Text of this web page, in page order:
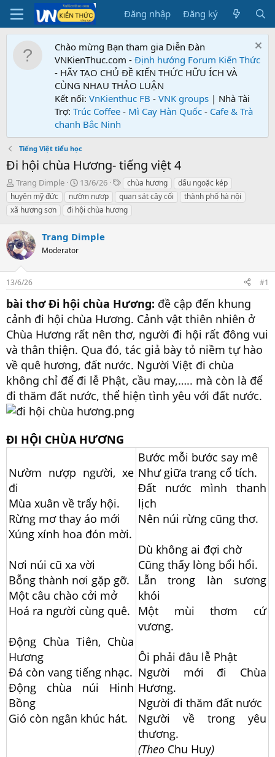
Đăng nhập Đăng ký
Chào mừng Bạn tham gia Diễn Đàn
VNKienThuc.com - Định hướng Forum Kiến Thức
- HÃY TẠO CHỦ ĐỀ KIẾN THỨC HỮU ÍCH VÀ
CÙNG NHAU THẢO LUẬN
Kết nối: VnKienthuc FB - VNK groups | Nhà Tài
Trợ: Trúc Coffee - Mì Cay Hàn Quốc - Cafe & Trà
chanh Bắc Ninh
Tiếng Việt tiểu học
Đi hội chùa Hương- tiếng việt 4
T
h
r
e
d
s
t
a
r
t
e
r
Trang Dimple
N
g
à
y
ử
13/6/26
T
ừ
k
h
chùa hương
dấu ngoặc kép
huyện mỹ đức
nườm nượp quan sát cây cối
thành phố hà nội
xã hương sơn
đi hội chùa hương
Trang Dimple
Moderator
13/6/26 #1
bài thơ Đi hội chùa Hương: đề cập đến khung
cảnh đi hội chùa Hương. Cảnh vật thiên nhiên ở
Chùa Hương rất nên thơ, người đi hội rất đông vui
và thân thiện. Qua đó, tác giả bày tỏ niềm tự hào
về quê hương, đất nước. Người Việt đi chùa
không chỉ để đi lễ Phật, cầu may,….. mà còn là để
đi thăm đất nước, thể hiện tình yêu với đất nước.
ĐI HỘI CHÙA HƯƠNG
Nườm nượp người, xe
đi
Mùa xuân về trẩy hội.
Rừng mơ thay áo mới
Xúng xính hoa đón mời.
Nơi núi cũ xa vời
Bỗng thành nơi gặp gỡ.
Một câu chào cởi mở
Hoá ra người cùng quê.
Động Chùa Tiên, Chùa
Hương
Đá còn vang tiếng nhạc.
Động chùa núi Hinh
Bồng
Gió còn ngân khúc hát.
Bước mỗi bước say mê
Như giữa trang cổ tích.
Đất nước mình thanh
lịch
Nên núi rừng cũng thơ.
Dù không ai đợi chờ
Cũng thấy lòng bổi hổi.
Lẫn trong làn sương
khói
Một mùi thơm cứ
vương.
Ôi phải đâu lễ Phật
Người mới đi Chùa
Hương.
Người đi thăm đất nước
Người về trong yêu
thương.
(Theo Chu Huy)